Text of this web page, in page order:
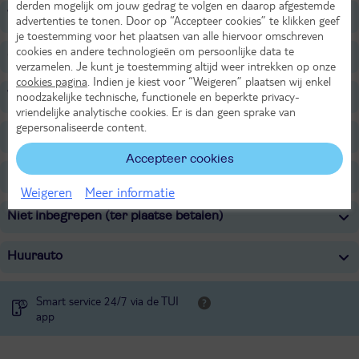
Voor de kinderen
Overige informatie
Verzorging
Belangrijke informatie
Inbegrepen
Niet Inbegrepen (ter plaatse betalen)
Huurauto
Smart service 24/7 via de TUI
app
derden mogelijk om jouw gedrag te volgen en daarop afgestemde
advertenties te tonen. Door op “Accepteer cookies” te klikken geef
je toestemming voor het plaatsen van alle hiervoor omschreven
cookies en andere technologieën om persoonlijke data te
verzamelen. Je kunt je toestemming altijd weer intrekken op onze
cookies pagina . Indien je kiest voor “Weigeren” plaatsen wij enkel
noodzakelijke technische, functionele en beperkte privacy-
vriendelijke analytische cookies. Er is dan geen sprake van
gepersonaliseerde content.
Accepteer cookies
Weigeren Meer informatie